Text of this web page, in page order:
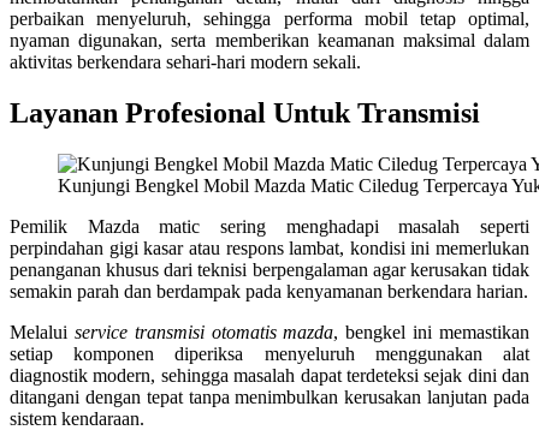
perbaikan menyeluruh, sehingga performa mobil tetap optimal,
nyaman digunakan, serta memberikan keamanan maksimal dalam
aktivitas berkendara sehari-hari modern sekali.
Layanan Profesional Untuk Transmisi
Kunjungi Bengkel Mobil Mazda Matic Ciledug Terpercaya
Pemilik Mazda matic sering menghadapi masalah seperti
perpindahan gigi kasar atau respons lambat, kondisi ini memerlukan
penanganan khusus dari teknisi berpengalaman agar kerusakan tidak
semakin parah dan berdampak pada kenyamanan berkendara harian.
Melalui service transmisi otomatis mazda, bengkel ini memastikan
setiap komponen diperiksa menyeluruh menggunakan alat
diagnostik modern, sehingga masalah dapat terdeteksi sejak dini dan
ditangani dengan tepat tanpa menimbulkan kerusakan lanjutan pada
sistem kendaraan.